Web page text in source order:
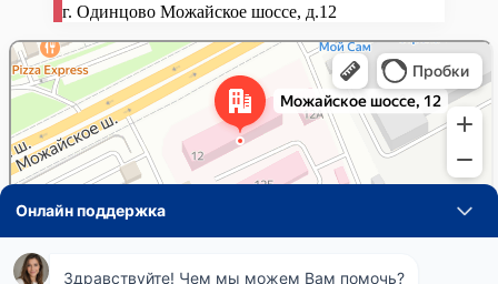
г. Одинцово Можайское шоссе, д.12